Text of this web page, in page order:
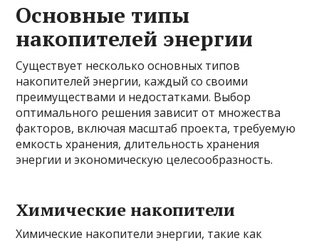
Основные типы
накопителей энергии
Существует несколько основных типов
накопителей энергии, каждый со своими
преимуществами и недостатками. Выбор
оптимального решения зависит от множества
факторов, включая масштаб проекта, требуемую
емкость хранения, длительность хранения
энергии и экономическую целесообразность.
Химические накопители
Химические накопители энергии, такие как